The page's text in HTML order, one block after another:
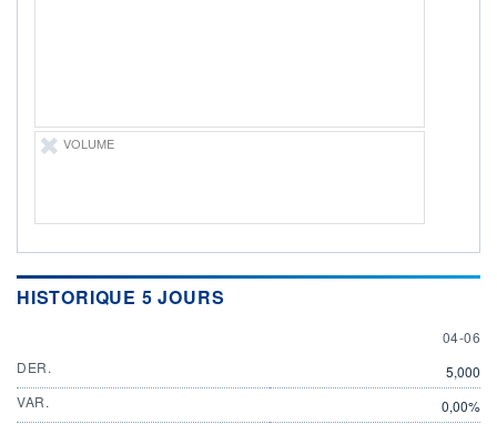
VOLUME
HISTORIQUE 5 JOURS
4 JUNE
04-06
DER.
5,000
VAR.
0,00%